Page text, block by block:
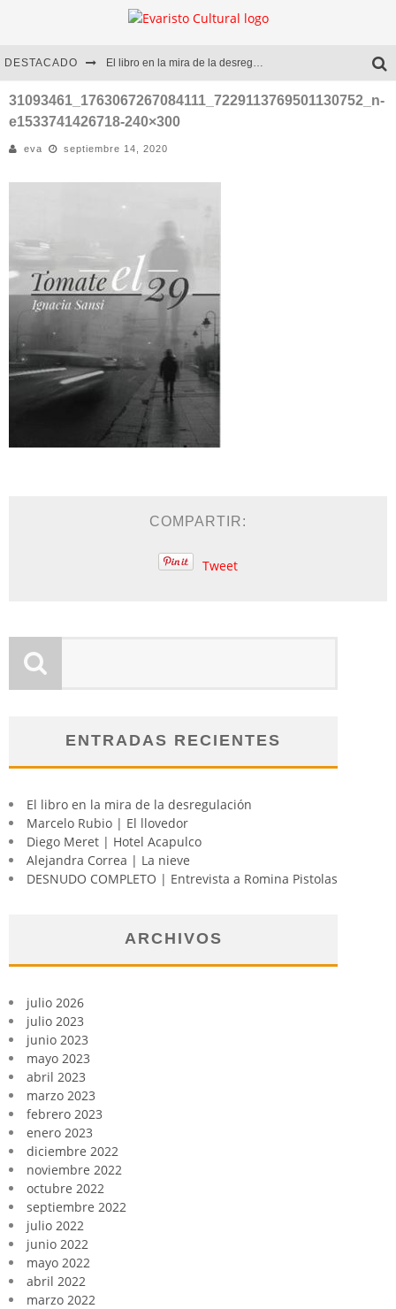
DESTACADO El libro en la mira de la desregulación
Marcelo Rubio | El llovedor
31093461_1763067267084111_7229113769501130752_n-
e1533741426718-240×300
eva septiembre 14, 2020
COMPARTIR:
Tweet
ENTRADAS RECIENTES
El libro en la mira de la desregulación
Marcelo Rubio | El llovedor
Diego Meret | Hotel Acapulco
Alejandra Correa | La nieve
DESNUDO COMPLETO | Entrevista a Romina Pistolas
ARCHIVOS
julio 2026
julio 2023
junio 2023
mayo 2023
abril 2023
marzo 2023
febrero 2023
enero 2023
diciembre 2022
noviembre 2022
octubre 2022
septiembre 2022
julio 2022
junio 2022
mayo 2022
abril 2022
marzo 2022